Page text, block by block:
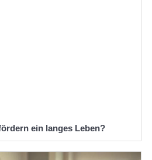
ein langes Leben?